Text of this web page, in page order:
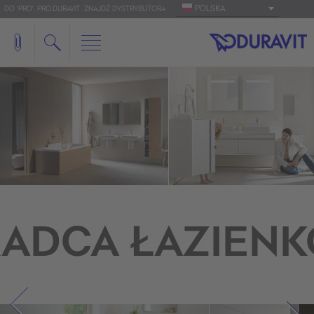
DO 'PRO': PRO.DURAVIT ZNAJDŹ DYSTRYBUTORA POLSKA